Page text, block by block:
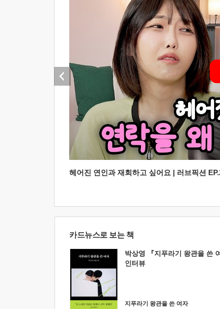
헤어진 연인과 재회하고 싶어요 | 러브픽션
카드뉴스로 보는 책
박상영 『지푸라기 왕관을 쓴
인터뷰
지푸라기 왕관을 쓴 여자